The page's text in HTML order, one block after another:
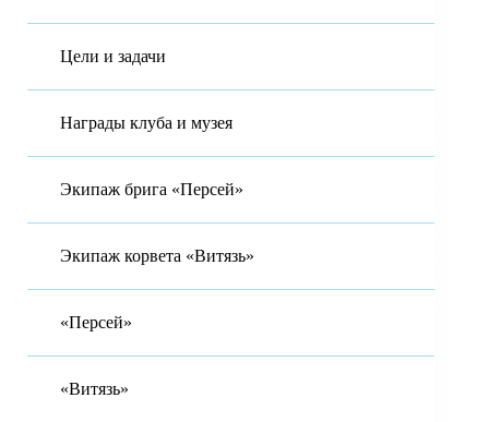
Цели и задачи
Награды клуба и музея
Экипаж брига «Персей»
Экипаж корвета «Витязь»
«Персей»
«Витязь»